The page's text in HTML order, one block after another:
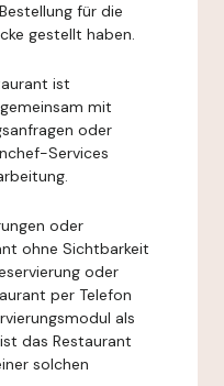
für die
gestellt haben.
ist
mit
oder
Services
oder
ohne Sichtbarkeit
oder
per Telefon
als
das Restaurant
solchen